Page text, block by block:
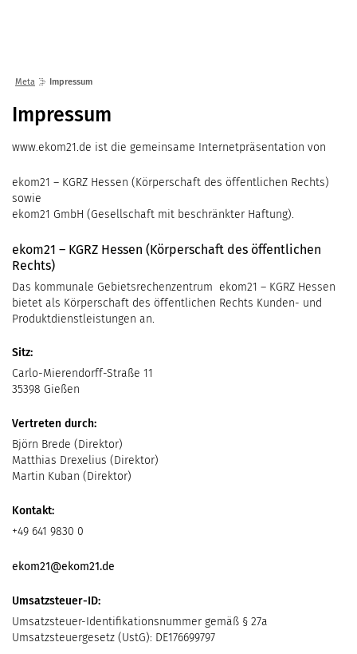
Über ekom21
Zertifizierungen
Mitgliedschaften
Ansprechpersonen
2023
2022
Presse
Veranstaltungen Kommunaler
Events
Aktuelle Projekte DigiBauG
GigaMaP
Stellenangebote
Meta Impressum
Impressum
Impressum
www.ekom21.de ist die gemeinsame Internetpräsentation von
ekom21 – KGRZ Hessen (Körperschaft des öffentlichen Rechts)
sowie
ekom21 GmbH (Gesellschaft mit beschränkter Haftung).
ekom21 – KGRZ Hessen (Körperschaft des öffentlichen
Rechts)
Das kommunale Gebietsrechenzentrum ekom21 – KGRZ Hessen
bietet als Körperschaft des öffentlichen Rechts Kunden- und
Produktdienstleistungen an.
Sitz:
Carlo-Mierendorff-Straße 11
35398 Gießen
Vertreten durch:
Björn Brede (Direktor)
Matthias Drexelius (Direktor)
Martin Kuban (Direktor)
Kontakt:
+49 641 9830 0
ekom21@ekom21.de
Umsatzsteuer-ID:
Umsatzsteuer-Identifikationsnummer gemäß § 27a
Umsatzsteuergesetz (UstG): DE176699797